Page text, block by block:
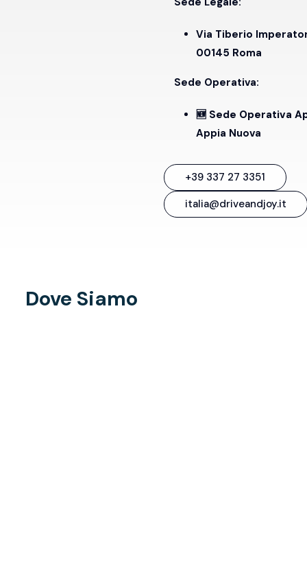
Via Tiberio
00145 Roma
Sede Operativa:
🆕 Sede Operativa
Appia Nuova
+39 337 27 3351
italia@driveandjoy.it
Dove Siamo